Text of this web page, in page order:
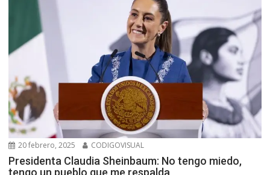
20 febrero, 2025 CODIGOVISUAL
Presidenta Claudia Sheinbaum: No tengo miedo,